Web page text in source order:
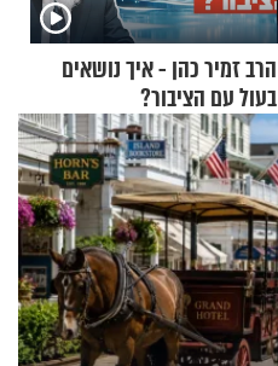
הרב זמיר כהן - איך נושאים
בעול עם הציבור?